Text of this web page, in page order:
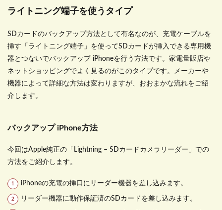
ライトニング端子を使うタイプ
SDカードのバックアップ方法として有名なのが、充電ケーブルを
挿す「ライトニング端子」を使ってSDカードが挿入できる専用機
器とつないでバックアップ iPhoneを行う方法です。家電量販店や
ネットショッピングでよく見るのがこのタイプです。メーカーや
機器によって詳細な方法は変わりますが、おおまかな流れをご紹
介します。
バックアップ iPhone方法
今回はApple純正の「 Lightning – SDカードカメラリーダー」での
方法をご紹介します。
iPhoneの充電の挿口にリーダー機器を差し込みます。
リーダー機器に動作保証済のSDカードを差し込みます。